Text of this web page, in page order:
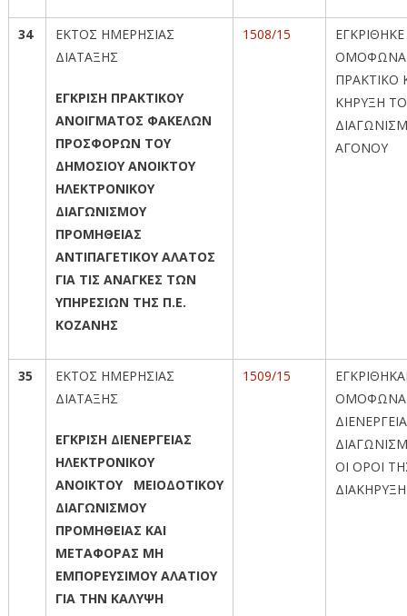
34
ΕΚΤΟΣ ΗΜΕΡΗΣΙΑΣ
ΔΙΑΤΑΞΗΣ
ΕΓΚΡΙΣΗ ΠΡΑΚΤΙΚΟΥ
ΑΝΟΙΓΜΑΤΟΣ ΦΑΚΕΛΩΝ
ΠΡΟΣΦΟΡΩΝ ΤΟΥ
ΔΗΜΟΣΙΟΥ ΑΝΟΙΚΤΟΥ
ΗΛΕΚΤΡΟΝΙΚΟΥ
ΔΙΑΓΩΝΙΣΜΟΥ
ΠΡΟΜΗΘΕΙΑΣ
ΑΝΤΙΠΑΓΕΤΙΚΟΥ ΑΛΑΤΟΣ
ΓΙΑ ΤΙΣ ΑΝΑΓΚΕΣ ΤΩΝ
ΥΠΗΡΕΣΙΩΝ ΤΗΣ Π.Ε.
ΚΟΖΑΝΗΣ
1508/15
ΕΓΚΡΙΘΗΚΕ
ΟΜΟΦΩΝΑ
ΠΡΑΚΤΙΚΟ
ΚΗΡΥΞΗ
ΑΓΟΝΟΥ
35
ΕΚΤΟΣ ΗΜΕΡΗΣΙΑΣ
ΔΙΑΤΑΞΗΣ
ΕΓΚΡΙΣΗ ΔΙΕΝΕΡΓΕΙΑΣ
ΗΛΕΚΤΡΟΝΙΚΟΥ
ΑΝΟΙΚΤΟΥ ΜΕΙΟΔΟΤΙΚΟΥ
ΔΙΑΓΩΝΙΣΜΟΥ
ΠΡΟΜΗΘΕΙΑΣ ΚΑΙ
ΜΕΤΑΦΟΡΑΣ ΜΗ
ΕΜΠΟΡΕΥΣΙΜΟΥ ΑΛΑΤΙΟΥ
ΓΙΑ ΤΗΝ ΚΑΛΥΨΗ
1509/15
ΟΜΟΦΩΝΑ
ΟΙ ΟΡΟΙ